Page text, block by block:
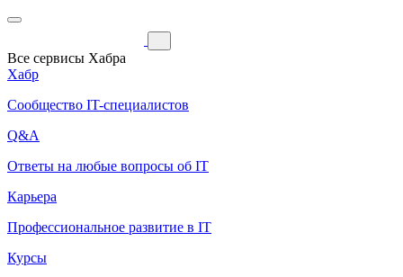
Все сервисы Хабра
Хабр
Сообщество IT-специалистов
Q&A
Ответы на любые вопросы об IT
Карьера
Профессиональное развитие в IT
Курсы